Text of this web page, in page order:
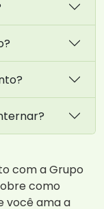
com a Grupo
como
você ama a